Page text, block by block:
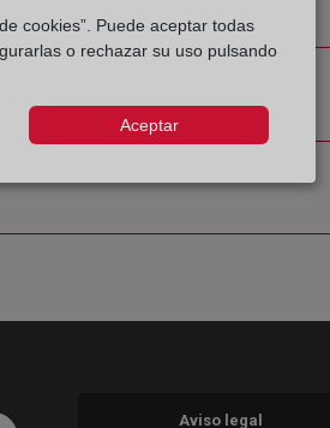
Aviso legal
cookies”. Puede aceptar todas
o rechazar su uso pulsando
Aceptar